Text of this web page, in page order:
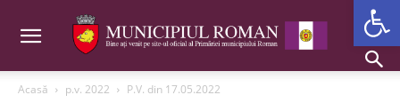
Acasă p.v. 2022 P.V. din 17.05.2022